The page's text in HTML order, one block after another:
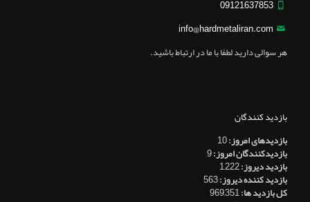
09121637853
info@hardmetaliran.com
هر سوالی دارید لطفا با ما در ارتباط باشید.
بازدید کنندگان
بازدیدهای امروز:10
بازدیدکنندگان امروز:9
بازدید دیروز:1,222
بازدید کننده دیروز:563
کل بازدید ها:969,351